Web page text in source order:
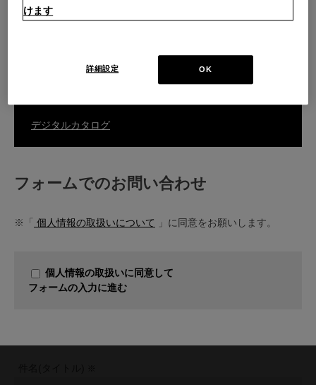
カスタマーサービスのお問い合わせ
デジタルカタログ
フォームでのお問い合わせ
※「 個人情報の取扱いについて 」に同意をお願いします。
個人情報の取扱いに同意して
フォームの入力に進む
けます
OK
詳細設定